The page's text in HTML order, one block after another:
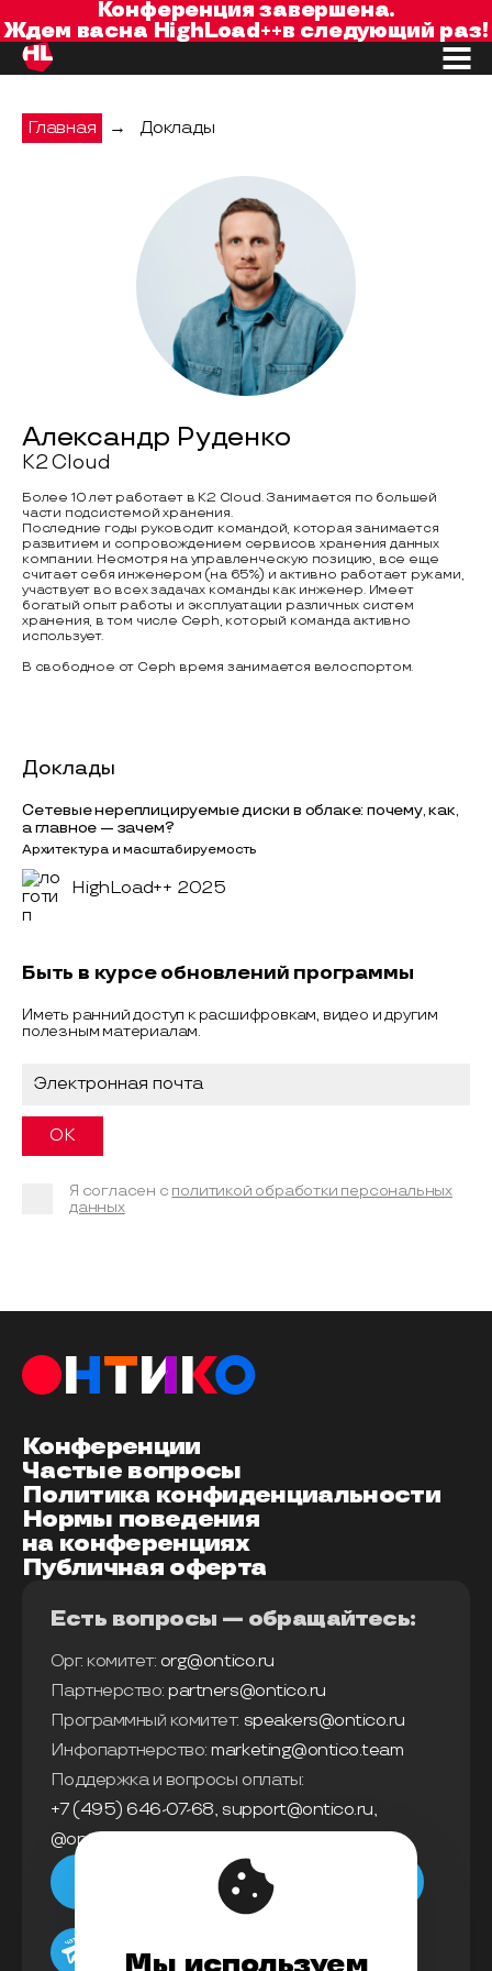
Конференция завершена.
Ждем васна HighLoad++в следующий раз!
Главная → Доклады
Александр Руденко
K2 Cloud
Более 10 лет работает в K2 Cloud. Занимается по большей
части подсистемой хранения.
Последние годы руководит командой, которая занимается
развитием и сопровождением сервисов хранения данных
компании. Несмотря на управленческую позицию, все еще
считает себя инженером (на 65%) и активно работает руками,
участвует во всех задачах команды как инженер. Имеет
богатый опыт работы и эксплуатации различных систем
хранения, в том числе Ceph, который команда активно
использует.
В свободное от Ceph время занимается велоспортом.
Доклады
Сетевые нереплицируемые диски в облаке: почему, как,
а главное — зачем?
Архитектура и масштабируемость
HighLoad++ 2025
Быть в курсе обновлений программы
Иметь ранний доступ к расшифровкам, видео и другим
полезным материалам.
Я согласен с политикой обработки персональных
данных
Конференции
Частые вопросы
Политика конфиденциальности
Нормы поведения
на конференциях
Публичная оферта
Есть вопросы — обращайтесь:
Орг. комитет: org@ontico.ru
Партнерство: partners@ontico.ru
Программный комитет: speakers@ontico.ru
Инфопартнерство: marketing@ontico.team
Поддержка и вопросы оплаты:
+7 (495) 646-07-68, support@ontico.ru,
@ontico_support
Мы в телеграм